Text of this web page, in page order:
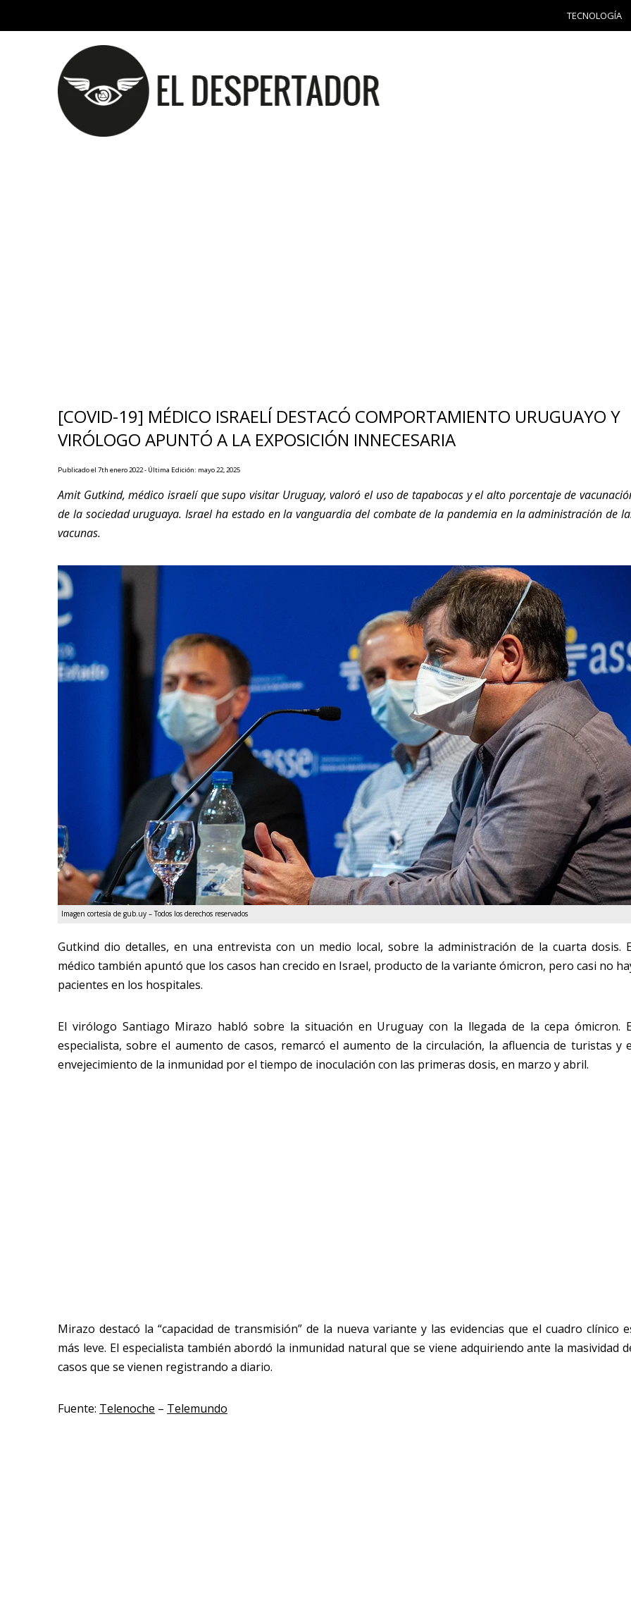
TECNOLOGÍA
[COVID-19] MÉDICO ISRAELÍ DESTACÓ COMPORTAMIENTO URUGUAYO Y
VIRÓLOGO APUNTÓ A LA EXPOSICIÓN INNECESARIA
Publicado el 7th enero 2022 - Última Edición: mayo 22, 2025
Amit Gutkind, médico israelí que supo visitar Uruguay, valoró el uso de tapabocas y el alto porcentaje de
de la sociedad uruguaya. Israel ha estado en la vanguardia del combate de la pandemia en la administración de
vacunas.
Imagen cortesía de gub.uy – Todos los derechos reservados
Gutkind dio detalles, en una entrevista con un medio local, sobre la administración de la cuarta dosis.
médico también apuntó que los casos han crecido en Israel, producto de la variante ómicron, pero casi no
pacientes en los hospitales.
El virólogo Santiago Mirazo habló sobre la situación en Uruguay con la llegada de la cepa ómicron.
especialista, sobre el aumento de casos, remarcó el aumento de la circulación, la afluencia de turistas y
envejecimiento de la inmunidad por el tiempo de inoculación con las primeras dosis, en marzo y abril.
Mirazo destacó la “capacidad de transmisión” de la nueva variante y las evidencias que el cuadro clínico
más leve. El especialista también abordó la inmunidad natural que se viene adquiriendo ante la masividad
casos que se vienen registrando a diario.
Fuente: Telenoche – Telemundo